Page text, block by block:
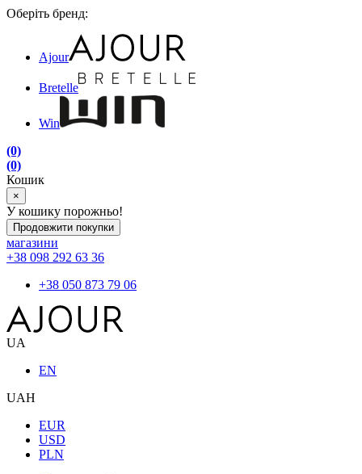
Оберіть бренд:
Ajour
Bretelle
Win
(0)
(0)
Кошик
×
У кошику порожньо!
Продовжити покупки
магазини
+38 098 292 63 36
+38 050 873 79 06
UA
EN
UAH
EUR
USD
PLN